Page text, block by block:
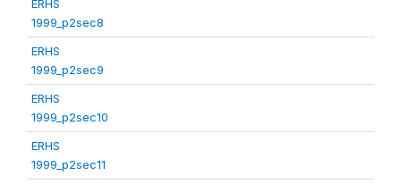
ERHS
1999_p2sec8
ERHS
1999_p2sec9
ERHS
1999_p2sec10
ERHS
1999_p2sec11